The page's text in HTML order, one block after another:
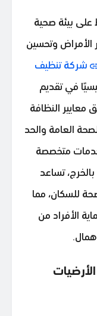
على بيئة صحية
الأمراض وتحسين
شركة تنظيف
في تقديم
النظافة
العامة والحد
خدمات متخصصة
تساعد
للسكان، مما
الأفراد من